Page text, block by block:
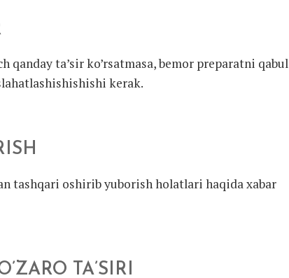
ta’sir ko’rsatmasa, bemor preparatni qabul
kerak.
tashqari oshirib yuborish holatlari haqida xabar
TA’SIRI